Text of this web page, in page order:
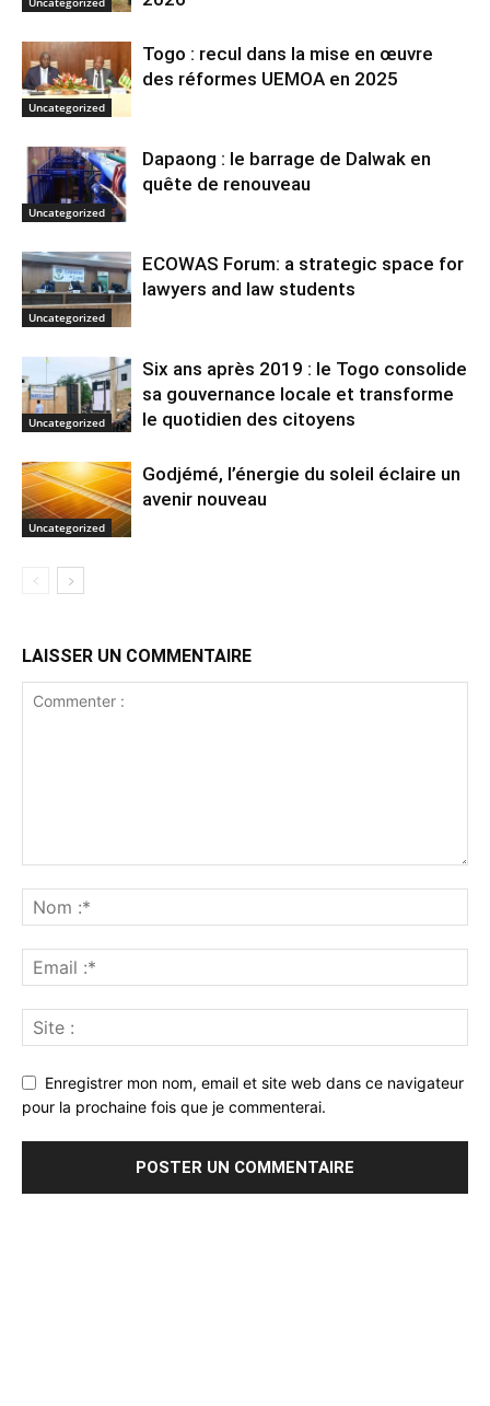
Uncategorized
Togo : recul dans la mise en œuvre
des réformes UEMOA en 2025
Uncategorized
Dapaong : le barrage de Dalwak en
quête de renouveau
Uncategorized
ECOWAS Forum: a strategic space for
lawyers and law students
Uncategorized
Six ans après 2019 : le Togo consolide
sa gouvernance locale et transforme
le quotidien des citoyens
Uncategorized
Godjémé, l’énergie du soleil éclaire un
avenir nouveau
LAISSER UN COMMENTAIRE
Enregistrer mon nom, email et site web dans ce navigateur
pour la prochaine fois que je commenterai.